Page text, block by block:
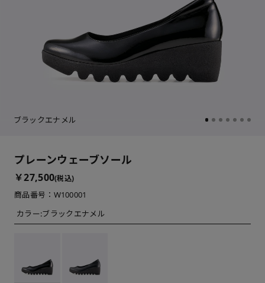
ブラックエナメル
プレーンウェーブソール
￥27,500(税込)
商品番号：W100001
カラー:ブラックエナメル